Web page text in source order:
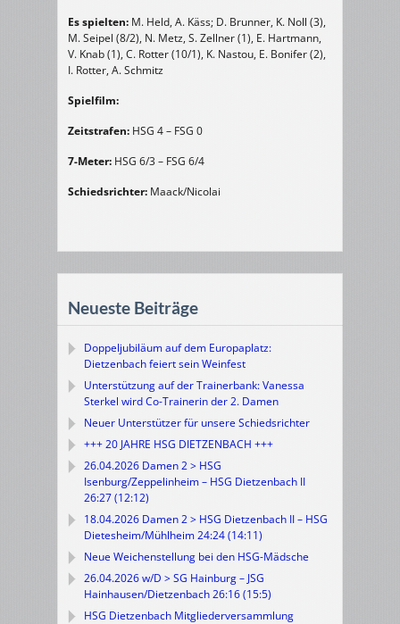
Es spielten: M. Held, A. Käss; D. Brunner, K. Noll (3),
M. Seipel (8/2), N. Metz, S. Zellner (1), E. Hartmann,
V. Knab (1), C. Rotter (10/1), K. Nastou, E. Bonifer (2),
I. Rotter, A. Schmitz
Spielfilm:
Zeitstrafen: HSG 4 – FSG 0
7-Meter: HSG 6/3 – FSG 6/4
Schiedsrichter: Maack/Nicolai
Neueste Beiträge
Doppeljubiläum auf dem Europaplatz:
Dietzenbach feiert sein Weinfest
Unterstützung auf der Trainerbank: Vanessa
Sterkel wird Co-Trainerin der 2. Damen
Neuer Unterstützer für unsere Schiedsrichter
+++ 20 JAHRE HSG DIETZENBACH +++
26.04.2026 Damen 2 > HSG
Isenburg/Zeppelinheim – HSG Dietzenbach II
26:27 (12:12)
18.04.2026 Damen 2 > HSG Dietzenbach II – HSG
Dietesheim/Mühlheim 24:24 (14:11)
Neue Weichenstellung bei den HSG-Mädsche
26.04.2026 w/D > SG Hainburg – JSG
Hainhausen/Dietzenbach 26:16 (15:5)
HSG Dietzenbach Mitgliederversammlung